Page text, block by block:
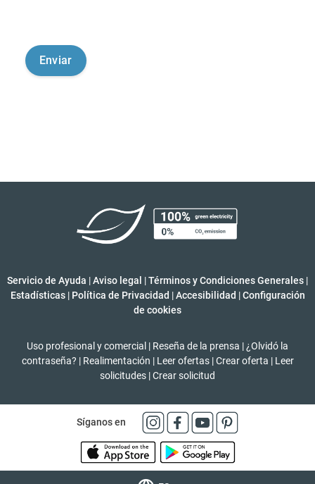
Servicio de Ayuda |Aviso legal |Términos y Condiciones Generales |
Estadísticas | Política de Privacidad | Accesibilidad | Configuración
de cookies
Uso profesional y comercial | Reseña de la prensa | ¿Olvidó la
contraseña? | Realimentación | Leer ofertas | Crear oferta | Leer
solicitudes |Crear solicitud
Síganos en